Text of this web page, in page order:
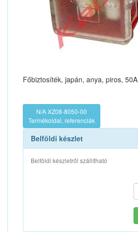
Főbiztosíték, japán, anya, piros, 50A
N/A XZ08-8050-00
Termékoldal, referenciák
Belföldi készlet
Belföldi készletről szállítható